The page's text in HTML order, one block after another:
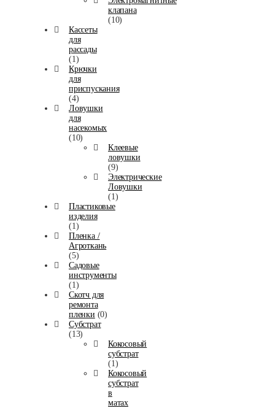
клапана
(10)
Кассеты
для
рассады
(1)
Крючки
для
приспускания
(4)
Ловушки
для
насекомых
(10)
Клеевые
ловушки
(9)
Электрические
Ловушки
(1)
Пластиковые
изделия
(1)
Пленка /
Агроткань
(5)
Садовые
инструменты
(1)
Скотч для
ремонта
пленки (0)
Субстрат
(13)
Кокосовый
субстрат
(1)
Кокосовый
субстрат
в
матах